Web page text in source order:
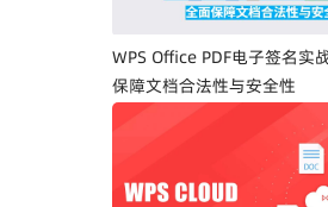
WPS Office PDF电子签名实
保障文档合法性与安全性